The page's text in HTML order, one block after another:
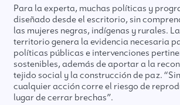
Para la experta, muchas políticas y
diseñado desde el escritorio, sin
las mujeres negras, indígenas y rurales.
territorio genera la evidencia necesaria
políticas públicas e intervenciones
sostenibles, además de aportar a la
tejido social y la construcción de paz.
cualquier acción corre el riesgo de
lugar de cerrar brechas”.